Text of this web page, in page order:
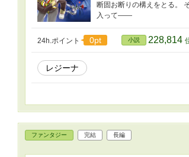
断固お断りの構えをとる。
入って――
24h.ポイント 0pt 小説 228,814
レジーナ
ファンタジー 完結 長編